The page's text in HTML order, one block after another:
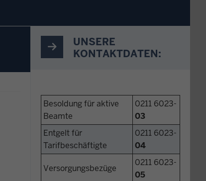
UNSERE
KONTAKTDATEN:
Besoldung für aktive
Beamte
0211 6023-
03
Entgelt für
Tarifbeschäftigte
0211 6023-
04
Versorgungsbezüge
0211 6023-
05